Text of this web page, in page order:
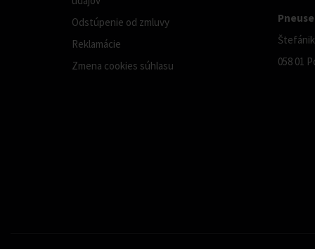
Odstúpenie od zmluvy
Reklamácie
Zmena cookies súhlasu
058 01